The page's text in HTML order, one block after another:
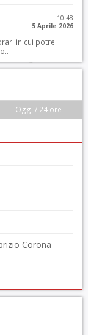
10:48
5 Aprile 2026
in cui potrei
Oggi / 24 ore
Corona